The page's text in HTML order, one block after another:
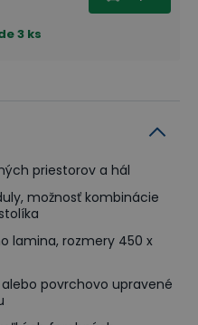
3 ks
priestorov a hál
možnosť kombinácie
lamina, rozmery 450 x
povrchovo upravené